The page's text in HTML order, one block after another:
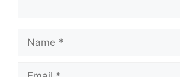
Name
Email